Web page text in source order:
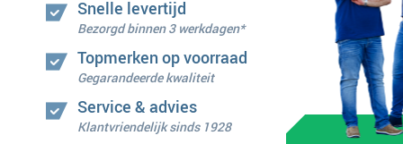
Snelle levertijd
Bezorgd binnen 3 werkdagen*
Topmerken op voorraad
Gegarandeerde kwaliteit
Service & advies
Klantvriendelijk sinds 1928